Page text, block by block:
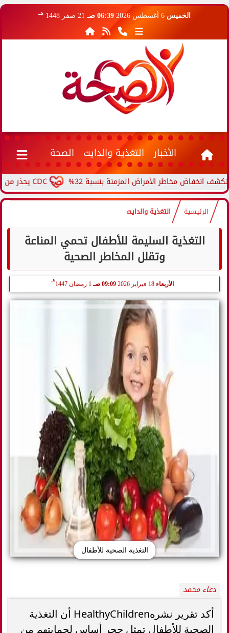
الخميس 06:39 صـ 21 صفر 1448 هـ
الأخبار التغذية والدايت الصحة
CDC يحذر من ارتفاع حالات حمى الأرانب.. مرض نادر ينتقل من الحيوانات... مخاطر الأمراض المزمنة بنسبة 32%
الرئيسية التغذية والدايت
التغذية السليمة للأطفال تحمي المناعة
وتقلل المخاطر الصحية
الأربعاء 09:09 صـ 1 رمضان 1447
هـ
التغذية الصحية للأطفال
دعاء محمد
أكد تقرير نشرهHealthyChildren أن التغذية
الصحية للأطفال تمثل حجر أساس لحمايتهم من